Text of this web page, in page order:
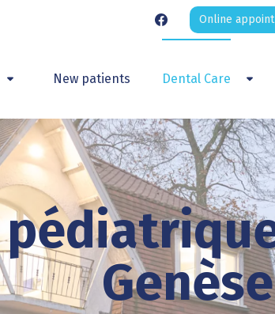
Toggle Dropdown
New patients Dental Care
Online
Genèse